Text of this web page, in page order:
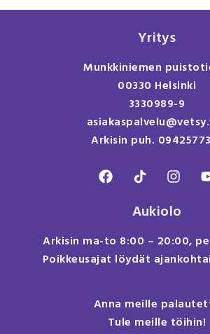
Yritys
Munkkiniemen
00330 Helsinki
3330989-9
Arkisin puh.
Aukiolo
Arkisin ma-to 8:00 – 20:00,
Poikkeusajat löydät
Anna meille
Tule meille töihin!